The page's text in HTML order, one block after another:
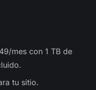
mes con 1 TB de
tu sitio.